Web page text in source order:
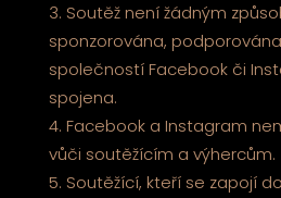
Soutěž není žádným
sponzorována,
společností Facebook či
spojena.
Facebook a Instagram
vůči soutěžícím a výhercům.
Soutěžící, kteří se zapojí